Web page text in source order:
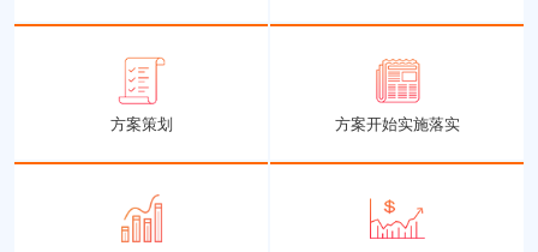
方案策划 方案开始实施落实